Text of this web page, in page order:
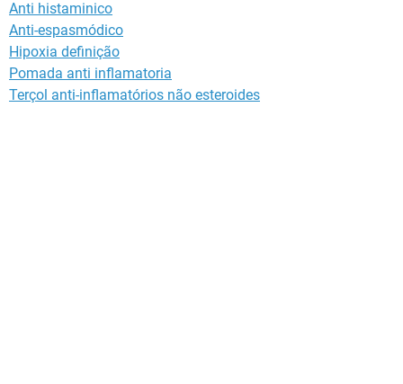
Anti histaminico
Anti-espasmódico
Hipoxia definição
Pomada anti inflamatoria
Terçol anti-inflamatórios não esteroides